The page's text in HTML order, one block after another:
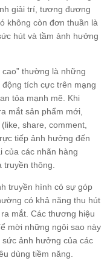
giải trí, tương đương
không còn đơn thuần là
hút và tầm ảnh hưởng
thường là những
tích cực trên mạng
tỏa mạnh mẽ. Khi
mắt sản phẩm mới,
share, comment,
tiếp ảnh hưởng đến
của các nhãn hàng
thông.
truyền hình có sự góp
có khả năng thu hút
mắt. Các thương hiệu
mời những ngôi sao này
ảnh hưởng của các
dùng tiềm năng.